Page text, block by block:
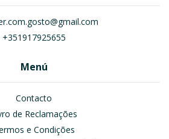
+351917925655
Menú
Contacto
de Reclamações
e Condições